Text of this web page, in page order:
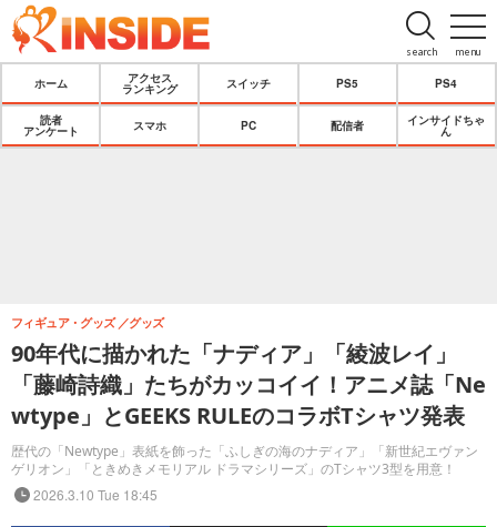
menu
search
ホーム
アクセス
ランキング
スイッチ PS5 PS4
読者
アンケート
スマホ PC 配信者
インサイドちゃ
ん
90年代に描かれた「ナディア」「綾波レイ」
「藤崎詩織」たちがカッコイイ！アニメ誌「Ne
wtype」とGEEKS RULEのコラボTシャツ発表
歴代の「Newtype」表紙を飾った「ふしぎの海のナディア」「新世紀エヴァン
ゲリオン」「ときめきメモリアル ドラマシリーズ」のTシャツ3型を用意！
フィギュア・グッズ グッズ
2026.3.10 Tue 18:45